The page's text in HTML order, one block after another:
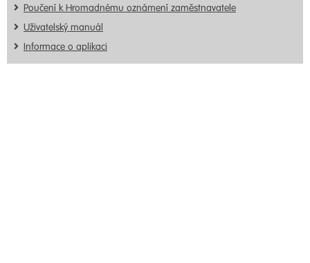
Poučení k Hromadnému oznámení zaměstnavatele
Uživatelský manuál
Informace o aplikaci